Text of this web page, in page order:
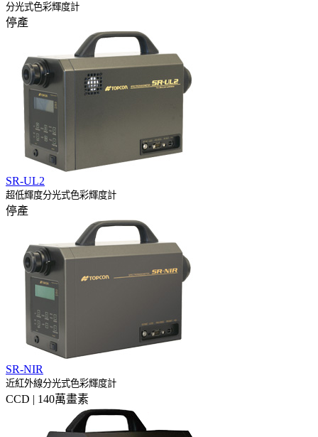
分光式色彩輝度計
停產
SR-UL2
超低輝度分光式色彩輝度計
停產
SR-NIR
近紅外線分光式色彩輝度計
CCD | 140萬畫素